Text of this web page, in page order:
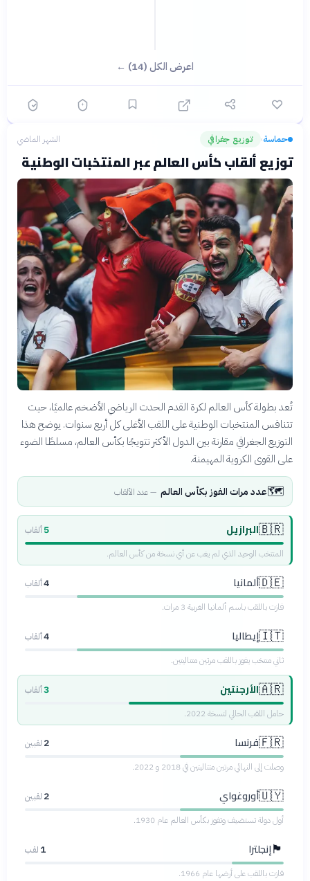
اعرض الكل (14) ←
حماسة› توزيع جغرافي الشهر الماضي
توزيع ألقاب كأس العالم عبر المنتخبات الوطنية
تُعد بطولة كأس العالم لكرة القدم الحدث الرياضي الأضخم عالميًا، حيث
تتنافس المنتخبات الوطنية على اللقب الأغلى كل أربع سنوات. يوضح هذا
التوزيع الجغرافي مقارنة بين الدول الأكثر تتويجًا بكأس العالم، مسلطًا الضوء
على القوى الكروية المهيمنة.
🗺️عدد مرات الفوز بكأس العالم —عدد الألقاب
🇧🇷البرازيل 5ألقاب
المنتخب الوحيد الذي لم يغب عن أي نسخة من كأس العالم.
🇩🇪ألمانيا 4ألقاب
فازت باللقب باسم ألمانيا الغربية 3 مرات.
🇮🇹إيطاليا 4ألقاب
ثاني منتخب يفوز باللقب مرتين متتاليتين.
🇦🇷الأرجنتين 3ألقاب
حامل اللقب الحالي لنسخة 2022.
🇫🇷فرنسا 2 لقبين
وصلت إلى النهائي مرتين متتاليتين في 2018 و 2022.
🇺🇾أوروغواي 2 لقبين
أول دولة تستضيف وتفوز بكأس العالم عام 1930.
🏴󠁧󠁢󠁥󠁮󠁧󠁿إنجلترا 1 لقب
فازت باللقب على أرضها عام 1966.